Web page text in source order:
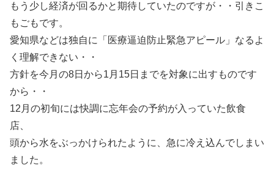
もう少し経済が回るかと期待していたのですが・・引きこ
もごもです。
愛知県などは独自に「医療逼迫防止緊急アピール」なるよ
く理解できない・・
方針を今月の8日から1月15日までを対象に出すものです
から・・
12月の初旬には快調に忘年会の予約が入っていた飲食
店、
頭から水をぶっかけられたように、急に冷え込んでしまい
ました。